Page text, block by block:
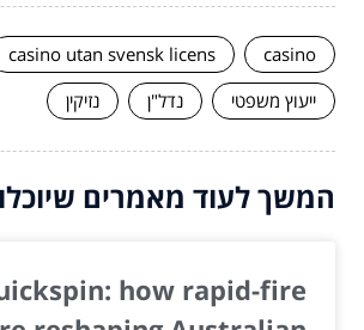
casino
casino utan svensk licens
ייעוץ משפטי
נדל"ן נזיקין
המשך לעוד מאמרים
how rapid-fire